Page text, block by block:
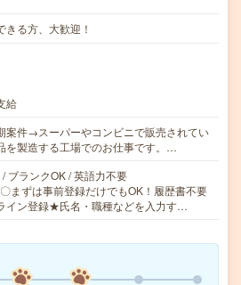
きる方、大歓迎！
給
案件→スーパーやコンビニで販売されてい
を製造する工場でのお仕事です。…
ブランクOK / 英語力不要
まずは事前登録だけでもOK！履歴書不要
イン登録★氏名・職種などを入力す…